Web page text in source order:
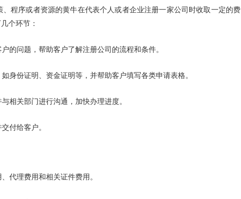
程序或者资源的黄牛在代表个人或者企业注册一家公司时收取一定的费
个环节：
的问题，帮助客户了解注册公司的流程和条件。
身份证明、资金证明等，并帮助客户填写各类申请表格。
相关部门进行沟通，加快办理进度。
付给客户。
代理费用和相关证件费用。